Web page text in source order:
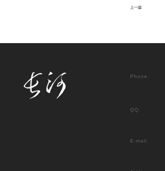
上一篇
Phone.
QQ.
E-mail.